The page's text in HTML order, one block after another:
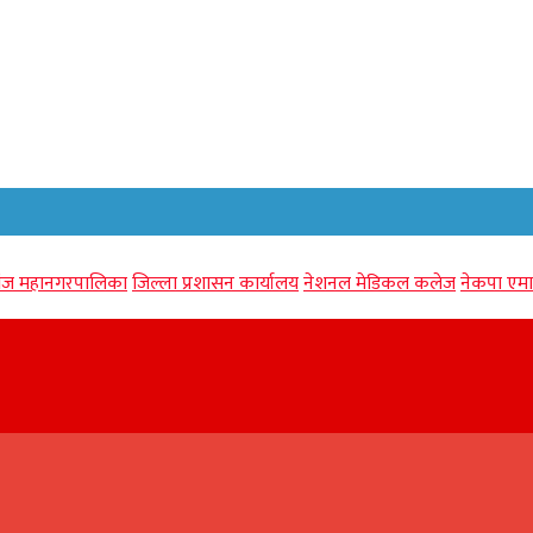
महानगरपालिकाजिल्ला प्रशासन कार्यालयनेशनल मेडिकल कलेजनेकपा